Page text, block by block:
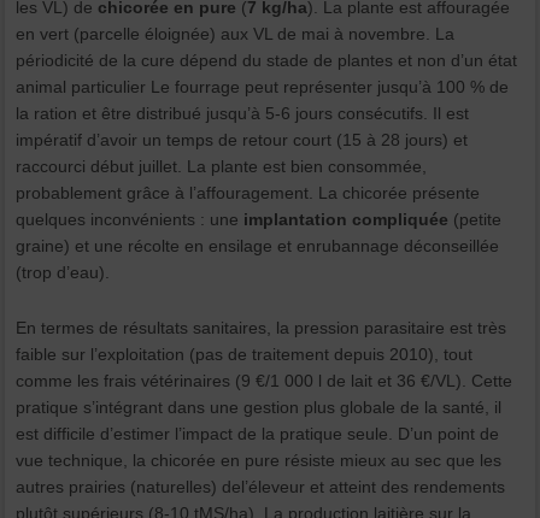
les VL) de chicorée en pure (7 kg/ha). La plante est affouragée
en vert (parcelle éloignée) aux VL de mai à novembre. La
périodicité de la cure dépend du stade de plantes et non d’un état
animal particulier Le fourrage peut représenter jusqu’à 100 % de
la ration et être distribué jusqu’à 5-6 jours consécutifs. Il est
impératif d’avoir un temps de retour court (15 à 28 jours) et
raccourci début juillet. La plante est bien consommée,
probablement grâce à l’affouragement. La chicorée présente
quelques inconvénients : une implantation compliquée (petite
graine) et une récolte en ensilage et enrubannage déconseillée
(trop d’eau).
En termes de résultats sanitaires, la pression parasitaire est très
faible sur l’exploitation (pas de traitement depuis 2010), tout
comme les frais vétérinaires (9 €/1 000 l de lait et 36 €/VL). Cette
pratique s’intégrant dans une gestion plus globale de la santé, il
est difficile d’estimer l’impact de la pratique seule. D’un point de
vue technique, la chicorée en pure résiste mieux au sec que les
autres prairies (naturelles) del’éleveur et atteint des rendements
plutôt supérieurs (8-10 tMS/ha). La production laitière sur la